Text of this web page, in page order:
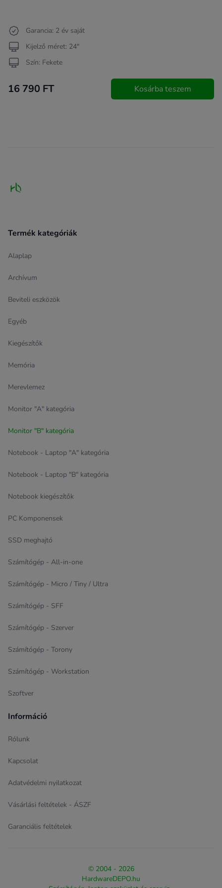
Garancia: 2 év saját
Kijelző méret: 24"
Szín: Fekete
16 790 FT Kosárba teszem
Termék kategóriák
Alaplap
Archívum
Beviteli eszközök
Egyéb
Kiegészítők
Memória
Merevlemez
Monitor "A" kategória
Monitor "B" kategória
Notebook - Laptop "A" kategória
Notebook - Laptop "B" kategória
Notebook kiegészítők
PC Komponensek
SSD meghajtó
Számítógép - All-in-one
Számítógép - Micro / Tiny / Ultra
Számítógép - SFF
Számítógép - Szerver
Számítógép - Torony
Számítógép - Workstation
Szoftver
Információ
Rólunk
Kapcsolat
Adatvédelmi nyilatkozat
Vásárlási feltételek - ÁSZF
Garanciális feltételek
© 2004 - 2026
HardwareDEPO.hu